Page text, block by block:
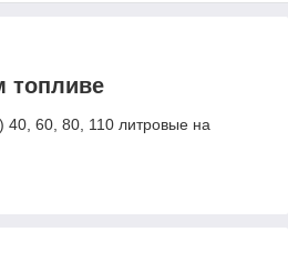
топливе
40, 60, 80, 110 литровые на